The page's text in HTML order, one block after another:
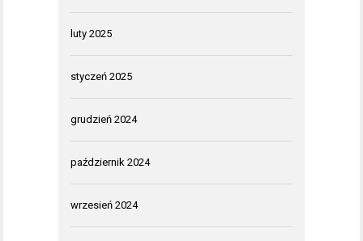
luty 2025
styczeń 2025
grudzień 2024
październik 2024
wrzesień 2024